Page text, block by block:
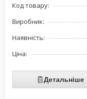
Код товару:
Виробник:
Наявність:
Ціна:
Детальніше